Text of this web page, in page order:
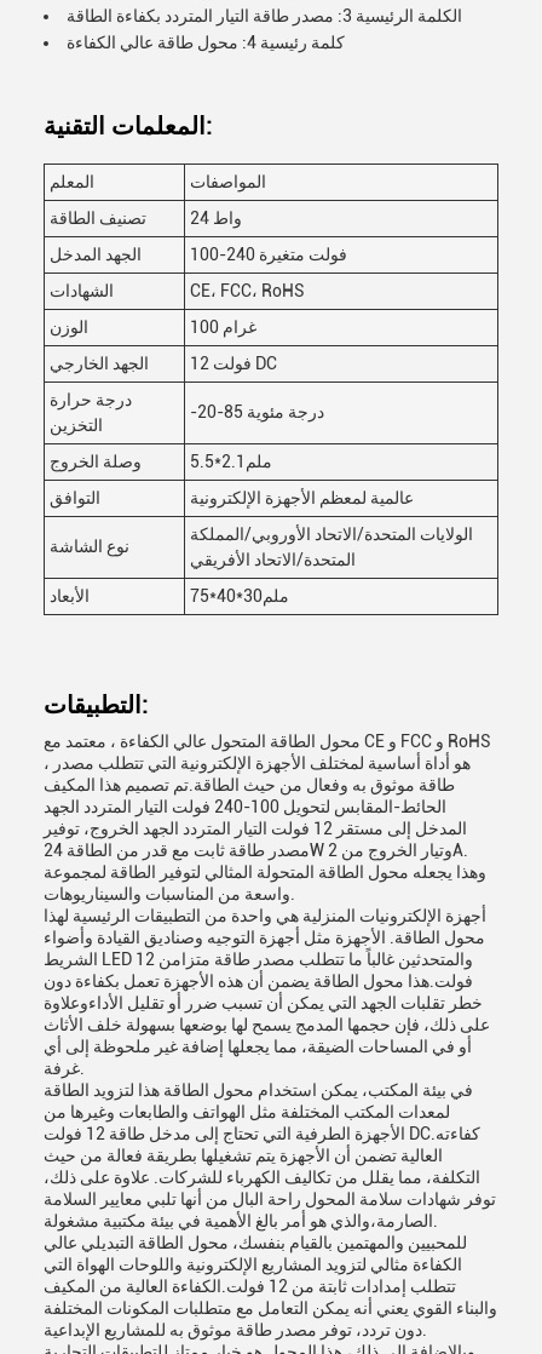
الكلمة الرئيسية 3: مصدر طاقة التيار المتردد بكفاءة الطاقة
كلمة رئيسية 4: محول طاقة عالي الكفاءة
المعلمات التقنية:
المعلم
المواصفات
تصنيف الطاقة
24 واط
الجهد المدخل
100-240 فولت متغيرة
الشهادات
CE، FCC، RoHS
الوزن
100 غرام
الجهد الخارجي
12 فولت DC
درجة حرارة
التخزين
-20-85 درجة مئوية
وصلة الخروج
5.5*2.1ملم
التوافق
عالمية لمعظم الأجهزة الإلكترونية
نوع الشاشة
الولايات المتحدة/الاتحاد الأوروبي/المملكة
المتحدة/الاتحاد الأفريقي
الأبعاد
75*40*30ملم
التطبيقات:
محول الطاقة المتحول عالي الكفاءة ، معتمد مع CE و FCC و RoHS
، هو أداة أساسية لمختلف الأجهزة الإلكترونية التي تتطلب مصدر
طاقة موثوق به وفعال من حيث الطاقة.تم تصميم هذا المكيف
الحائط-المقابس لتحويل 100-240 فولت التيار المتردد الجهد
المدخل إلى مستقر 12 فولت التيار المتردد الجهد الخروج، توفير
مصدر طاقة ثابت مع قدر من الطاقة 24W وتيار الخروج من 2A.
وهذا يجعله محول الطاقة المتحولة المثالي لتوفير الطاقة لمجموعة
أجهزة الإلكترونيات المنزلية هي واحدة من التطبيقات الرئيسية لهذا
محول الطاقة. الأجهزة مثل أجهزة التوجيه وصناديق القيادة وأضواء
الشريط LED والمتحدثين غالباً ما تتطلب مصدر طاقة متزامن 12
فولت.هذا محول الطاقة يضمن أن هذه الأجهزة تعمل بكفاءة دون
خطر تقلبات الجهد التي يمكن أن تسبب ضرر أو تقليل الأداءوعلاوة
على ذلك، فإن حجمها المدمج يسمح لها بوضعها بسهولة خلف الأثاث
أو في المساحات الضيقة، مما يجعلها إضافة غير ملحوظة إلى أي
في بيئة المكتب، يمكن استخدام محول الطاقة هذا لتزويد الطاقة
لمعدات المكتب المختلفة مثل الهواتف والطابعات وغيرها من
الأجهزة الطرفية التي تحتاج إلى مدخل طاقة 12 فولت DC.كفاءته
العالية تضمن أن الأجهزة يتم تشغيلها بطريقة فعالة من حيث
التكلفة، مما يقلل من تكاليف الكهرباء للشركات. علاوة على ذلك،
توفر شهادات سلامة المحول راحة البال من أنها تلبي معايير السلامة
للمحبيين والمهتمين بالقيام بنفسك، محول الطاقة التبديلي عالي
الكفاءة مثالي لتزويد المشاريع الإلكترونية واللوحات الهواة التي
تتطلب إمدادات ثابتة من 12 فولت.الكفاءة العالية من المكيف
والبناء القوي يعني أنه يمكن التعامل مع متطلبات المكونات المختلفة